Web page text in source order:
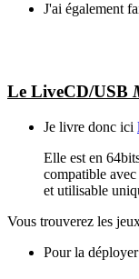
J'ai également
Le LiveCD/USB
Je livre donc ici
Elle est en
compatible
et utilisable
Vous trouverez les
Pour la